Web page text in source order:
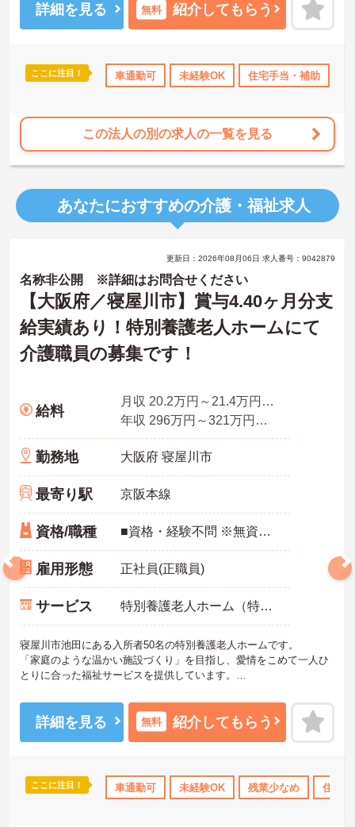
日勤のみ 産休･育休･介護休暇取得実績あり 社会保険完備
る環境です。
未経験の方でも丁寧に指導できる環境があります！
詳細を見る 無料 紹介してもらう
ここに注目！ 車通勤可 未経験OK 住宅手当・補助
この法人の別の求人の一覧を見る
あなたにおすすめの介護・福祉求人
年間休日110日以上 資格取得サポート 研修制度あり
更新日：2026年08月06日 求人番号：9042879
名称非公開 ※詳細はお問合せください
【大阪府／寝屋川市】賞与4.40ヶ月分支
給実績あり！特別養護老人ホームにて
介護職員の募集です！
給料
月収 20.2万円～21.4万円程度 夜勤手当4回込み、別途住宅手当、資格手当、扶養手当あり
年収 296万円～321万円程度
勤務地 大阪府 寝屋川市
最寄り駅 京阪本線
資格/職種 ■資格・経験不問 ※無資格・未経験の方もご応募頂けます。
雇用形態 正社員(正職員)
サービス 特別養護老人ホーム（特養）
寝屋川市池田にある入所者50名の特別養護老人ホームです。
「家庭のような温かい施設づくり」を目指し、愛情をこめて一人ひ
とりに合った福祉サービスを提供しています。
らに詳細などお伝えします！
詳細を見る 無料 紹介してもらう
ここに注目！ 車通勤可 未経験OK 残業少なめ 住宅